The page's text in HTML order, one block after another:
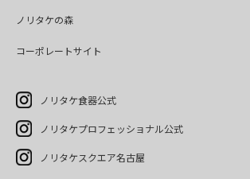
ノリタケの森
コーポレートサイト
ノリタケ食器公式
ノリタケプロフェッショナル公式
ノリタケスクエア名古屋